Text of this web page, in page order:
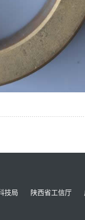
技局 陕西省工信厅